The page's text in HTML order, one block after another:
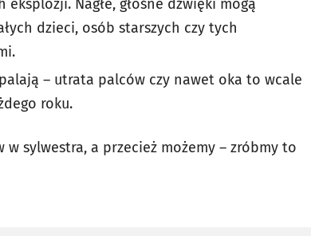
Nagłe, głośne dźwięki mogą
dzieci, osób starszych czy tych
– utrata palców czy nawet oka to wcale
roku.
sylwestra, a przecież możemy – zróbmy to